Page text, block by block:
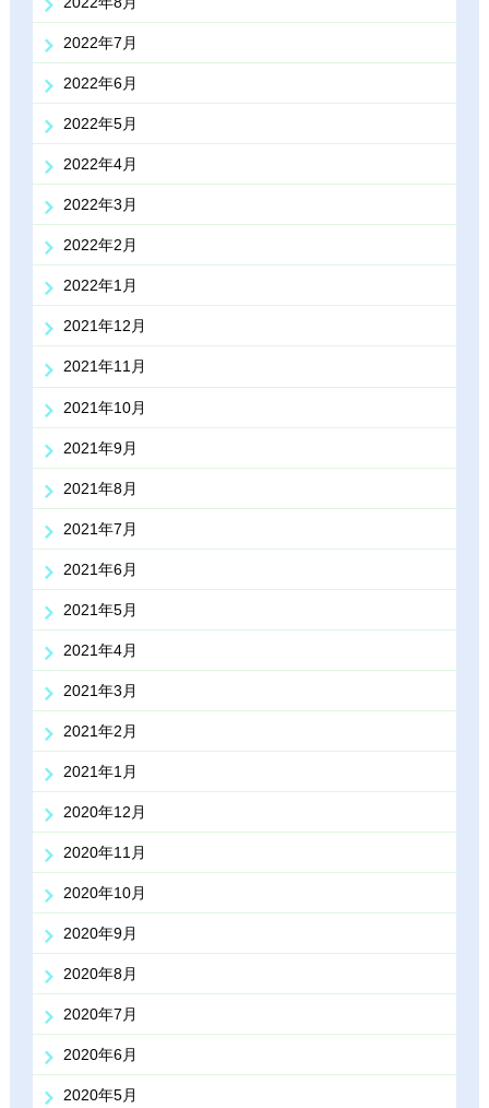
2022年7月
2022年6月
2022年5月
2022年4月
2022年3月
2022年2月
2022年1月
2021年12月
2021年11月
2021年10月
2021年9月
2021年8月
2021年7月
2021年6月
2021年5月
2021年4月
2021年3月
2021年2月
2021年1月
2020年12月
2020年11月
2020年10月
2020年9月
2020年8月
2020年7月
2020年6月
2020年5月